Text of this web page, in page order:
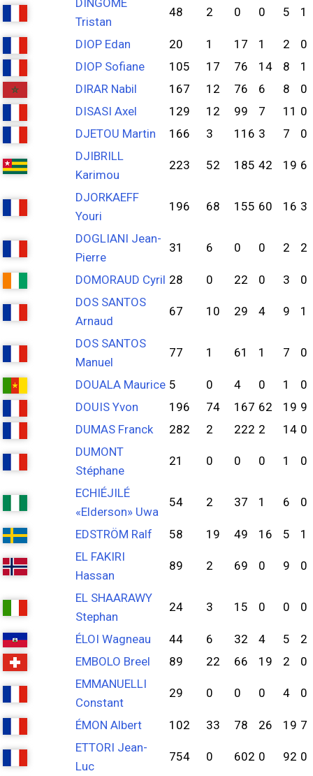
DINGOMÉ
Tristan
48 2 0 0 5 1
DIOP Edan 20 1 17 1 2
0
DIOP Sofiane
105 17 76 14 8
1
DIRAR Nabil
167 12 76 6 8
0
DISASI Axel
129 12 99 7 11 0
DJETOU Martin
166 3 116 3 7
0
DJIBRILL
Karimou
223 52 185 42 19 6
DJORKAEFF
Youri
196 68 155 60 16 3
DOGLIANI Jean-
Pierre
31 6 0 0 2 2
DOMORAUD Cyril 28 0 22 0 3
0
DOS SANTOS
Arnaud
67 10 29 4 9 1
DOS SANTOS
Manuel
77 1 61 1 7 0
DOUALA Maurice 5 0 4 0 1
0
DOUIS Yvon
196 74 167 62 19 9
DUMAS Franck
282 2 222 2 14 0
DUMONT
Stéphane
21 0 0 0 1 0
ECHIÉJILÉ
«Elderson» Uwa
54 2 37 1 6 0
EDSTRÖM Ralf 58 19 49 16 5
1
EL FAKIRI
Hassan
89 2 69 0 9 0
EL SHAARAWY
Stephan
24 3 15 0 0 0
ÉLOI Wagneau 44 6 32 4 5
2
EMBOLO Breel
89 22 66 19 2
0
EMMANUELLI
Constant
29 0 0 0 4 0
ÉMON Albert 102 33 78 26 19 7
ETTORI Jean-
Luc
754 0 602 0 92 0